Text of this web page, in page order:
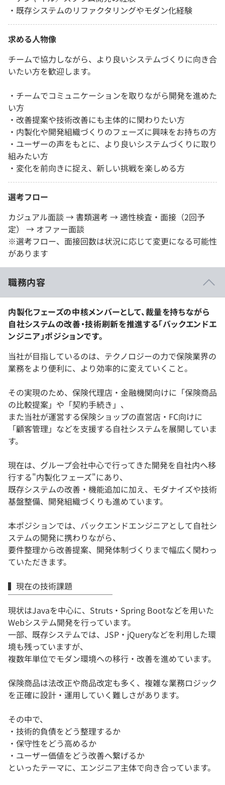
・既存システムのリファクタリングやモダン化経験
求める人物像
チームで協力しながら、より良いシステムづくりに向き合
いたい方を歓迎します。
・チームでコミュニケーションを取りながら開発を進めた
い方
・改善提案や技術改善にも主体的に関わりたい方
・内製化や開発組織づくりのフェーズに興味をお持ちの方
・ユーザーの声をもとに、より良いシステムづくりに取り
組みたい方
・変化を前向きに捉え、新しい挑戦を楽しめる方
選考フロー
カジュアル面談 → 書類選考 → 適性検査・面接（2回予
定） → オファー面談
※選考フロー、面接回数は状況に応じて変更になる可能性
があります
職務内容
内製化フェーズの中核メンバーとして、裁量を持ちながら
自社システムの改善・技術刷新を推進する「バックエンドエ
ンジニア」ポジションです。
当社が目指しているのは、テクノロジーの力で保険業界の
業務をより便利に、より効率的に変えていくこと。
その実現のため、保険代理店・金融機関向けに「保険商品
の比較提案」や「契約手続き」、
また当社が運営する保険ショップの直営店・FC向けに
「顧客管理」などを支援する自社システムを展開していま
す。
現在は、グループ会社中心で行ってきた開発を自社内へ移
行する"内製化フェーズ"にあり、
既存システムの改善・機能追加に加え、モダナイズや技術
基盤整備、開発組織づくりも進めています。
本ポジションでは、バックエンドエンジニアとして自社シ
ステムの開発に携わりながら、
要件整理から改善提案、開発体制づくりまで幅広く関わっ
ていただきます。
▍現在の技術課題
￣￣￣￣￣￣￣￣￣￣￣￣￣
現状はJavaを中心に、Struts・Spring Bootなどを用いた
Webシステム開発を行っています。
一部、既存システムでは、JSP・jQueryなどを利用した環
境も残っていますが、
複数年単位でモダン環境への移行・改善を進めています。
保険商品は法改正や商品改定も多く、複雑な業務ロジック
を正確に設計・運用していく難しさがあります。
その中で、
・技術的負債をどう整理するか
・保守性をどう高めるか
・ユーザー価値をどう改善へ繋げるか
といったテーマに、エンジニア主体で向き合っています。